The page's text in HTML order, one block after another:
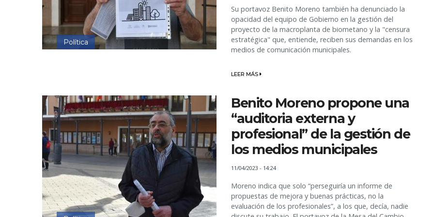
Política
Su portavoz Benito Moreno también ha denunciado la
opacidad del equipo de Gobierno en la gestión del
proyecto de la macroplanta de biometano y la "censura
estratégica" que, entiende, reciben sus demandas en los
medios de comunicación municipales.
LEER MÁS
Benito Moreno propone una
“auditoria externa y
profesional” de la gestión de
los medios municipales
11/04/2023 - 14:24
Moreno indica que solo “perseguiría un informe de
propuestas de mejora y buenas prácticas, no la
evaluación de los profesionales”, a los que, decía, nadie